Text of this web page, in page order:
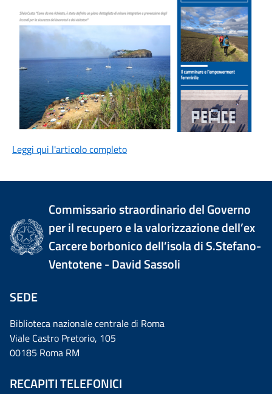
Leggi qui l'articolo completo
Commissario straordinario del Governo
per il recupero e la valorizzazione dell’ex
Carcere borbonico dell’isola di S.Stefano-
Ventotene - David Sassoli
SEDE
Biblioteca nazionale centrale di Roma
Viale Castro Pretorio, 105
00185 Roma RM
RECAPITI TELEFONICI